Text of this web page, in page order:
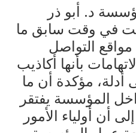
د. أبو ذر
نفت في وقت سابق ما
التواصل
بأنها أكاذيب
أدلة، مؤكدة أن ما
المؤسسة يفتقر
أن أولياء الأمور